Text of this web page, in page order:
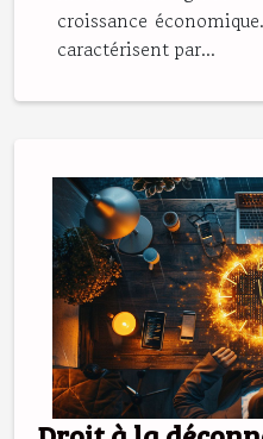
croissance
caractérisent par...